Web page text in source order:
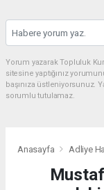
Yorum yazarak Topluluk
sitesine yaptığınız
başınıza üstleniyorsunuz.
sorumlu tutulamaz.
Anasayfa Adliye